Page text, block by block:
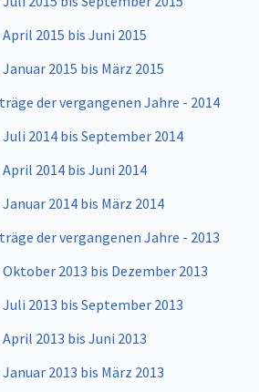
2015 bis Juni 2015
2015 bis März 2015
der vergangenen Jahre - 2014
2014 bis September 2014
2014 bis Juni 2014
2014 bis März 2014
der vergangenen Jahre - 2013
2013 bis Dezember 2013
2013 bis September 2013
2013 bis Juni 2013
2013 bis März 2013